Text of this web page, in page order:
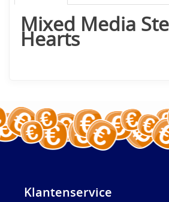
Mixed Media
Hearts
Klantenservice